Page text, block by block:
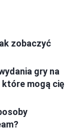
zobaczyć
gry na
które mogą cię